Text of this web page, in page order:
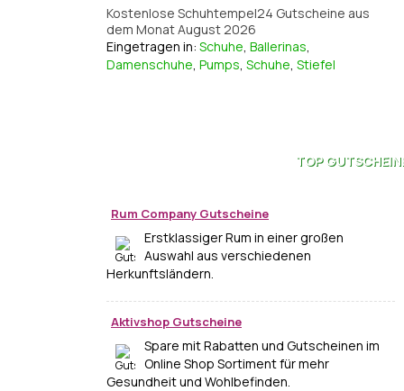
Kostenlose Schuhtempel24 Gutscheine aus
dem Monat August 2026
Eingetragen in: Schuhe, Ballerinas,
Damenschuhe, Pumps, Schuhe, Stiefel
TOP
Rum Company Gutscheine
Erstklassiger Rum in einer großen
Auswahl aus verschiedenen
Herkunftsländern.
Aktivshop Gutscheine
Spare mit Rabatten und Gutscheinen im
Online Shop Sortiment für mehr
Gesundheit und Wohlbefinden.